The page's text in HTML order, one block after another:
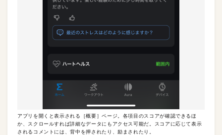
アプリを開くと表示される［概要］ページ。各項目のスコアが確認できるほ
か、スクロールすれば詳細なデータにもアクセス可能だ。スコアに応じて表示
されるコメントには、背中を押されたり、励まされたり。